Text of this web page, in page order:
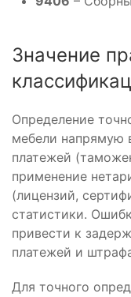
Значение
Определение
мебели напрямую
платежей
применение
(лицензий,
статистики.
привести к
платежей и
Для точного